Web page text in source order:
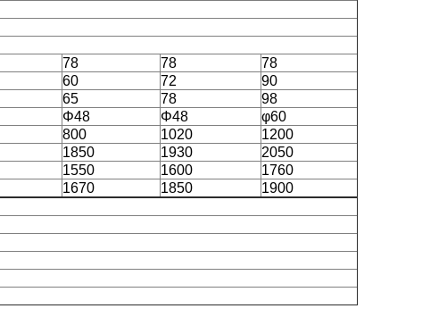
78 78
78
60 72
90
65 78
98
Φ48 Φ48
φ60
800 1020 1200
1850 1930
2050
1550 1600
1760
1670 1850
1900